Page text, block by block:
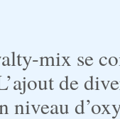
mix se
de
niveau